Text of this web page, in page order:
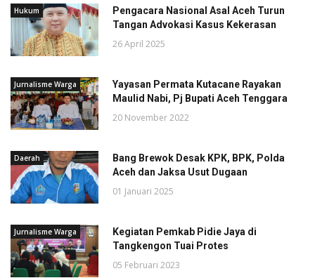
Hukum
Pengacara Nasional Asal Aceh Turun
Tangan Advokasi Kasus Kekerasan
26 April 2025
Jurnalisme Warga
Yayasan Permata Kutacane Rayakan
Maulid Nabi, Pj Bupati Aceh Tenggara
20 November 2022
Daerah
Bang Brewok Desak KPK, BPK, Polda
Aceh dan Jaksa Usut Dugaan
01 Januari 2025
Jurnalisme Warga
Kegiatan Pemkab Pidie Jaya di
Tangkengon Tuai Protes
05 Februari 2023